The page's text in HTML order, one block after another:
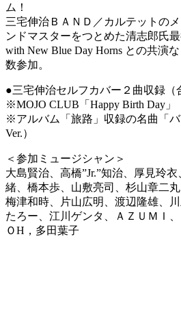
ム！
三宅伸治ＢＡＮＤ／カルテットの
ンドマスターをつとめた清志郎氏
with New Blue Day Horns との共演
数参加。
●三宅伸治セルフカバー２曲収録（
※MOJO CLUB「Happy Birth Day」
※アルバム「旅路」収録の名曲「
Ver.）
＜参加ミュージシャン＞
大島賢治、高橋”Jr.”知治、厚見玲
緒、橋本歩、山敷亮司、杉山章二
梅津和時、片山広明、渡辺隆雄、
たろー、江川ゲンタ、ＡＺＵＭＩ
ＯH，多田葉子